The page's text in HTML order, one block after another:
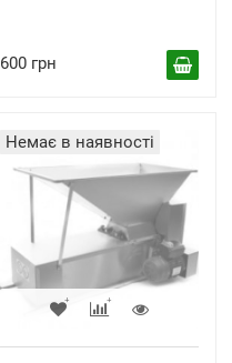
600 грн
Немає в наявності